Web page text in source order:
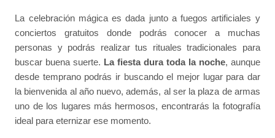
La celebración mágica es dada junto a fuegos artificiales y
conciertos gratuitos donde podrás conocer a muchas
personas y podrás realizar tus rituales tradicionales para
buscar buena suerte. La fiesta dura toda la noche, aunque
desde temprano podrás ir buscando el mejor lugar para dar
la bienvenida al año nuevo, además, al ser la plaza de armas
uno de los lugares más hermosos, encontrarás la fotografía
ideal para eternizar ese momento.